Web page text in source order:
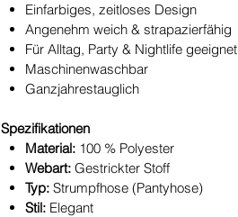
Einfarbiges, zeitloses Design
Angenehm weich & strapazierfähig
Für Alltag, Party & Nightlife geeignet
Maschinenwaschbar
Ganzjahrestauglich
Spezifikationen
Material: 100 % Polyester
Webart: Gestrickter Stoff
Typ: Strumpfhose (Pantyhose)
Stil: Elegant